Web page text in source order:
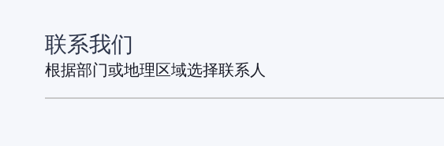
联系我们
根据部门或地理区域选择联系人